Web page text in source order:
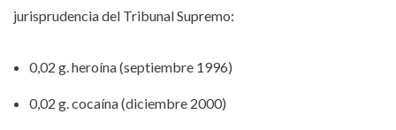
jurisprudencia del Tribunal Supremo:
0,02 g. heroína (septiembre 1996)
0,02 g. cocaína (diciembre 2000)